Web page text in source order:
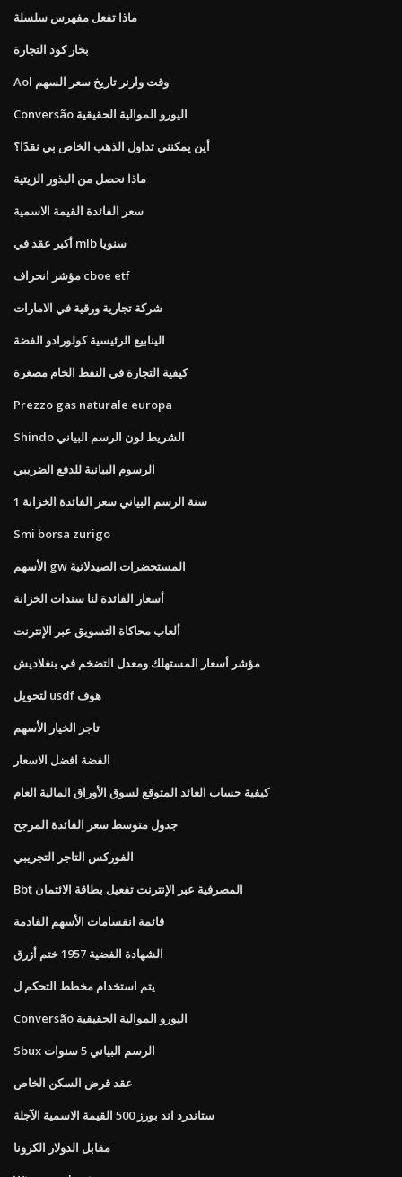
ماذا تفعل مفهرس سلسلة
بخار كود التجارة
Aol وقت وارنر تاريخ سعر السهم
Conversão اليورو الموالية الحقيقية
أين يمكنني تداول الذهب الخاص بي نقدًا؟
ماذا نحصل من البذور الزيتية
سعر الفائدة القيمة الاسمية
أكبر عقد في mlb سنويا
مؤشر انحراف cboe etf
شركة تجارية ورقية في الامارات
الينابيع الرئيسية كولورادو الفضة
كيفية التجارة في النفط الخام مصغرة
Prezzo gas naturale europa
Shindo الشريط لون الرسم البياني
الرسوم البيانية للدفع الضريبي
1 سنة الرسم البياني سعر الفائدة الخزانة
Smi borsa zurigo
الأسهم gw المستحضرات الصيدلانية
أسعار الفائدة لنا سندات الخزانة
ألعاب محاكاة التسويق عبر الإنترنت
مؤشر أسعار المستهلك ومعدل التضخم في بنغلاديش
لتحويل usdf هوف
تاجر الخيار الأسهم
الفضة افضل الاسعار
كيفية حساب العائد المتوقع لسوق الأوراق المالية العام
جدول متوسط ​​سعر الفائدة المرجح
الفوركس التاجر التجريبي
Bbt المصرفية عبر الإنترنت تفعيل بطاقة الائتمان
قائمة انقسامات الأسهم القادمة
الشهادة الفضية 1957 ختم أزرق
يتم استخدام مخطط التحكم ل
Conversão اليورو الموالية الحقيقية
Sbux الرسم البياني 5 سنوات
عقد قرض السكن الخاص
ستاندرد اند بورز 500 القيمة الاسمية الآجلة
مقابل الدولار الكرونا